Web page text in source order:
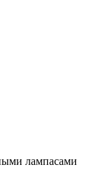
лампасами